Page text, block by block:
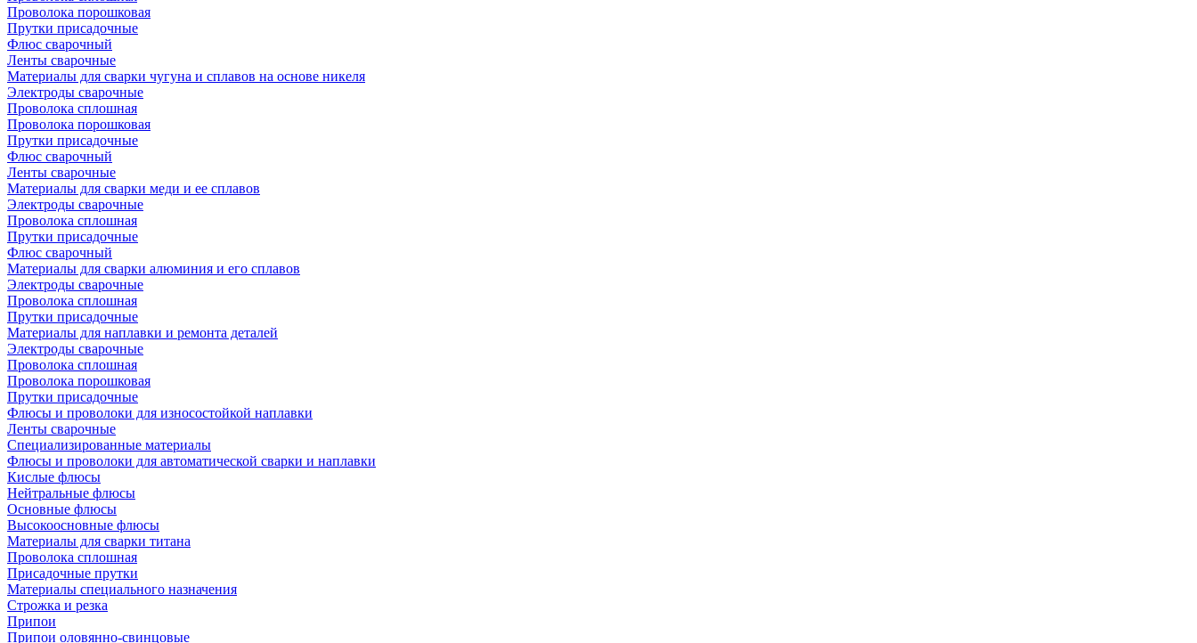
Проволока порошковая
Прутки присадочные
Флюс сварочный
Ленты сварочные
Материалы для сварки чугуна и сплавов на основе никеля
Электроды сварочные
Проволока сплошная
Проволока порошковая
Прутки присадочные
Флюс сварочный
Ленты сварочные
Материалы для сварки меди и ее сплавов
Электроды сварочные
Проволока сплошная
Прутки присадочные
Флюс сварочный
Материалы для сварки алюминия и его сплавов
Электроды сварочные
Проволока сплошная
Прутки присадочные
Материалы для наплавки и ремонта деталей
Электроды сварочные
Проволока сплошная
Проволока порошковая
Прутки присадочные
Флюсы и проволоки для износостойкой наплавки
Ленты сварочные
Специализированные материалы
Флюсы и проволоки для автоматической сварки и наплавки
Кислые флюсы
Нейтральные флюсы
Основные флюсы
Высокоосновные флюсы
Материалы для сварки титана
Проволока сплошная
Присадочные прутки
Материалы специального назначения
Строжка и резка
Припои
Припои оловянно-свинцовые